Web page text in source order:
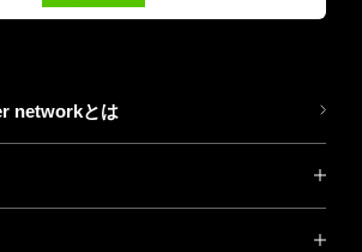
networkとは